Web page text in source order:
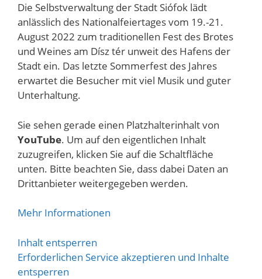
Die Selbstverwaltung der Stadt Siófok lädt
anlässlich des Nationalfeiertages vom 19.-21.
August 2022 zum traditionellen Fest des Brotes
und Weines am Dísz tér unweit des Hafens der
Stadt ein. Das letzte Sommerfest des Jahres
erwartet die Besucher mit viel Musik und guter
Unterhaltung.
Sie sehen gerade einen Platzhalterinhalt von
YouTube. Um auf den eigentlichen Inhalt
zuzugreifen, klicken Sie auf die Schaltfläche
unten. Bitte beachten Sie, dass dabei Daten an
Drittanbieter weitergegeben werden.
Mehr Informationen
Inhalt entsperren
Erforderlichen Service akzeptieren und Inhalte
entsperren